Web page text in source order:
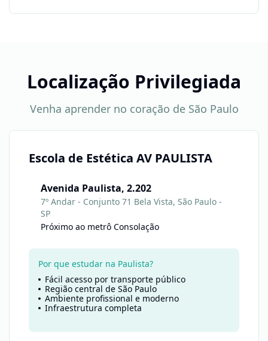
Localização Privilegiada
Venha aprender no coração de São Paulo
Escola de Estética AV PAULISTA
Avenida Paulista, 2.202
7º Andar - Conjunto 71 Bela Vista, São Paulo -
SP
Próximo ao metrô Consolação
Por que estudar na Paulista?
Fácil acesso por transporte público
Região central de São Paulo
Ambiente profissional e moderno
Infraestrutura completa